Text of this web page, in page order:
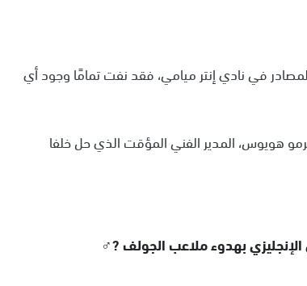
في نادي إنتر ميامي، فقد نفت تمامًا وجود أي
هويوس، المدير الفني المؤقت الذي حل خلفا
بهدوء ملاعب الجولف ?️‍♂️